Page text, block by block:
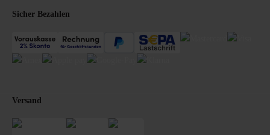
Sicher Bezahlen
Versand